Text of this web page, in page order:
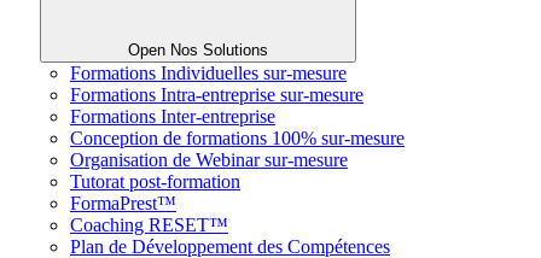
Open Nos Solutions
Formations Individuelles sur-mesure
Formations Intra-entreprise sur-mesure
Formations Inter-entreprise
Conception de formations 100% sur-mesure
Organisation de Webinar sur-mesure
Tutorat post-formation
FormaPrest™
Coaching RESET™
Plan de Développement des Compétences